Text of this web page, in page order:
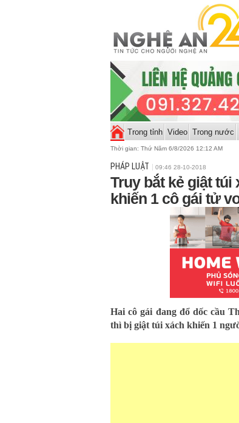
Trong tỉnh Video Trong nước
Thời gian: Thứ Năm 6/8/2026 12:12 AM
PHÁP LUẬT 09:46 28-10-2018
Truy bắt kẻ giật túi
khiến 1 cô gái tử
Hai cô gái đang đổ dốc cầu
thì bị giật túi xách khiến 1